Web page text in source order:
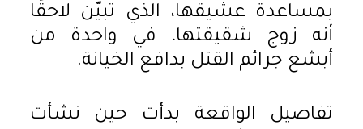
بمساعدة عشيقها، الذي تبيّن لاحقًا
أنه زوج شقيقتها، في واحدة من
أبشع جرائم القتل بدافع الخيانة.
تفاصيل الواقعة بدأت حين نشأت